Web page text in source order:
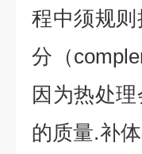
程中须规
分（
因为热处
的质量.补